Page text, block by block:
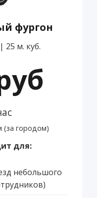
фургон
25 м. куб.
(за городом)
для:
небольшого